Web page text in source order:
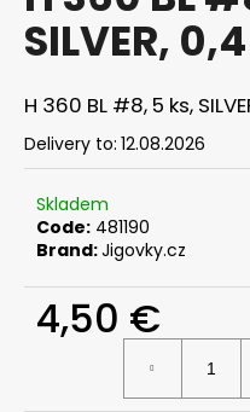
is
0,0
of
5
stars.
SILVER,
H 360 BL #8, 5 ks,
Delivery to: 12.08.2026
Skladem
Code: 481190
Brand:Jigovky.cz
4,50 €
i
n
g
f
o
?